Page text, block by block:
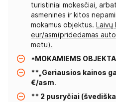
turistiniai mokesčiai,
asmeninės ir kitos
mokamus objektus. Laivų
eur/asm(pridedamas
metu).
*MOKAMIEMS
**„Geriausios kainos
€/asm.
** 2 pusryčiai